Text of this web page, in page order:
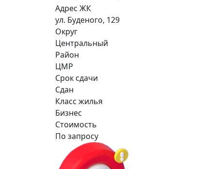
Адрес ЖК
ул. Буденого, 129
Округ
Центральный
Район
ЦМР
Срок сдачи
Сдан
Класс жилья
Бизнес
Стоимость
По запросу